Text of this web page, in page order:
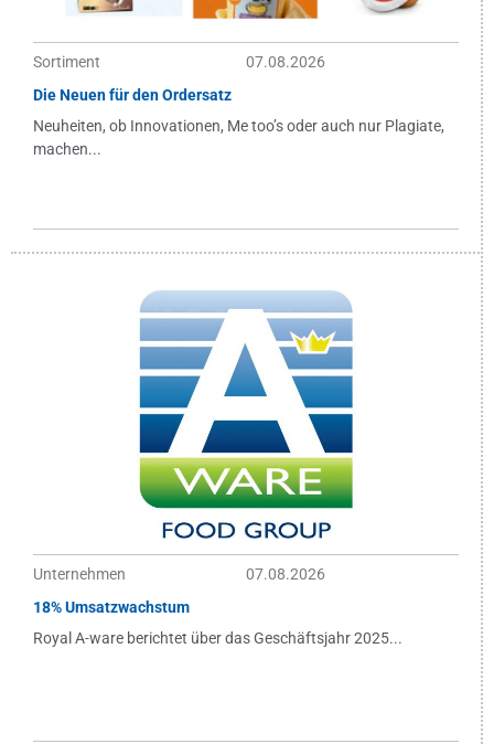
Sortiment
07.08.2026
Die Neuen für den Ordersatz
Neuheiten, ob Innovationen, Me too’s oder auch nur Plagiate,
machen...
Unternehmen
07.08.2026
18% Umsatzwachstum
Royal A-ware berichtet über das Geschäftsjahr 2025...